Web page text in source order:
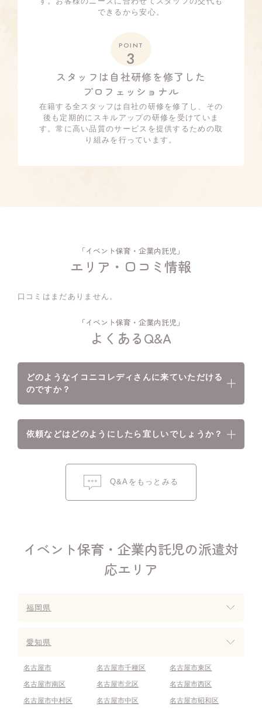
できるから安心。
POINT
3
スタッフは自社研修を修了した
プロフェッショナル
在籍する全スタッフは自社の研修を修了し、その
後も定期的にスキルアップの研修を受けていま
す。常に高い品質のサービスを提供するための取
り組みを行っています。
「イベント保育・企業内託児」
エリア・口コミ情報
口コミはまだありません。
「イベント保育・企業内託児」
よくあるQ&A
どのようなイコニコレディさんに来ていただける
のですか？
依頼などはどのようにしたら宜しいでしょうか？
Q&Aをもっとみる
イベント保育・企業内託児の派遣対
応エリア
福岡県
愛知県
名古屋市 名古屋市千種区
名古屋市東区
名古屋市南区
名古屋市北区
名古屋市西区
名古屋市中村区
名古屋市中区
名古屋市昭和区